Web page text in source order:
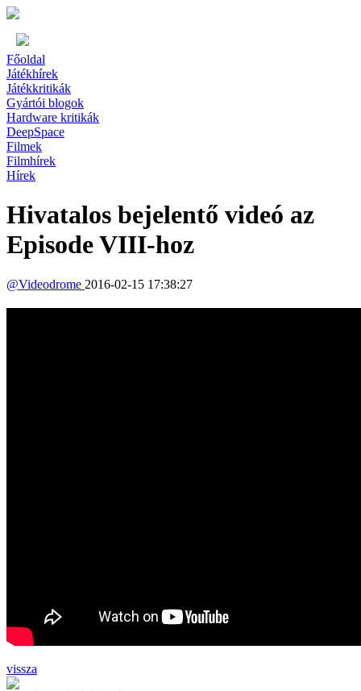
Főoldal
Játékhírek
Játékkritikák
Gyártói blogok
Hardware kritikák
DeepSpace
Filmek
Filmhírek
Hírek
Hivatalos bejelentő videó az
Episode VIII-hoz
@Videodrome 2016-02-15 17:38:27
vissza